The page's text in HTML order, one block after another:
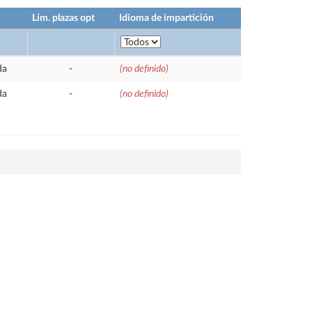
Lím. plazas opt Idioma de impartición
- (no definido)
- (no definido)